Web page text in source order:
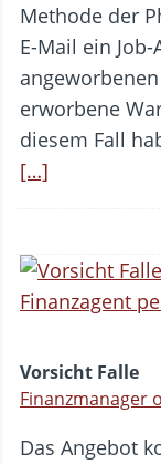
Methode der
E-Mail ein
erworbene
diesem Fall
[…]
Vorsicht Falle
Finanzmanager
Das Angebot